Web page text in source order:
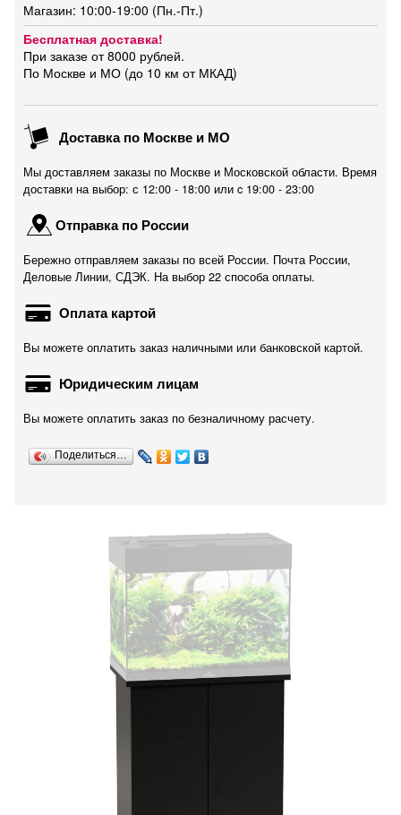
Магазин: 10:00-19:00 (Пн.-Пт.)
Бесплатная доставка!
При заказе от 8000 рублей.
По Москве и МО (до 10 км от МКАД)
Доставка по Москве и МО
Мы доставляем заказы по Москве и Московской области. Время
доставки на выбор: с 12:00 - 18:00 или c 19:00 - 23:00
Отправка по России
Бережно отправляем заказы по всей России. Почта России,
Деловые Линии, СДЭК. На выбор 22 способа оплаты.
Оплата картой
Вы можете оплатить заказ наличными или банковской картой.
Юридическим лицам
Вы можете оплатить заказ по безналичному расчету.
Поделиться…